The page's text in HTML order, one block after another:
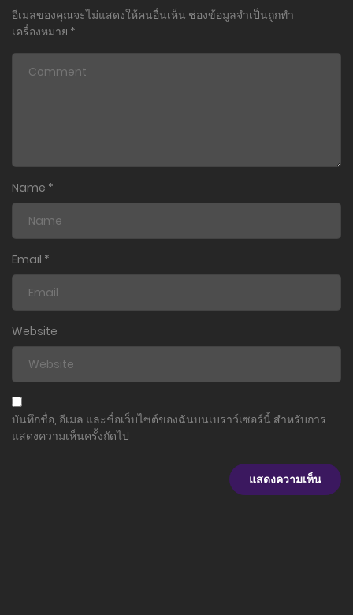
อีเมลของคุณจะไม่แสดงให้คนอื่นเห็น ช่องข้อมูลจำเป็นถูกทำ
เครื่องหมาย *
Name *
Email *
Website
บันทึกชื่อ, อีเมล และชื่อเว็บไซต์ของฉันบนเบราว์เซอร์นี้ สำหรับการ
แสดงความเห็นครั้งถัดไป